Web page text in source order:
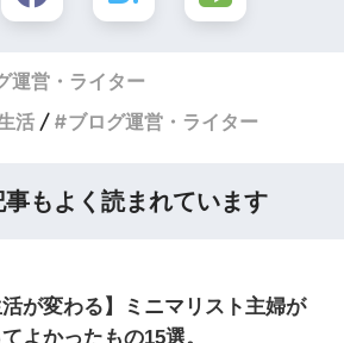
運営・ライター
活 ブログ運営・ライター
事もよく読まれています
活が変わる】ミニマリスト主婦が
よかったもの15選。